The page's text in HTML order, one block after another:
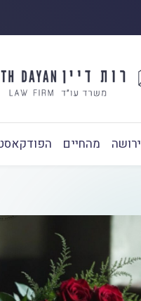
ירושה מהחיים